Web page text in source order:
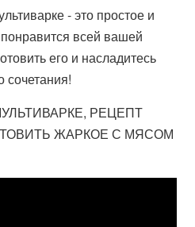
- это простое и
всей вашей
его и насладитесь
сочетания!
РЕЦЕПТ
ЖАРКОЕ С МЯСОМ